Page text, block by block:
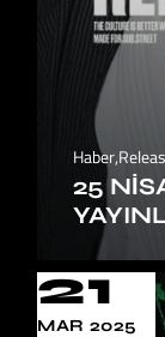
Haber,
25
21
MAR 2025